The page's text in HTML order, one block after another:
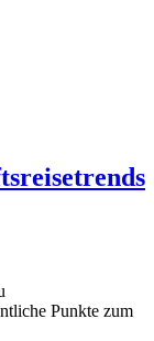
Punkte zum